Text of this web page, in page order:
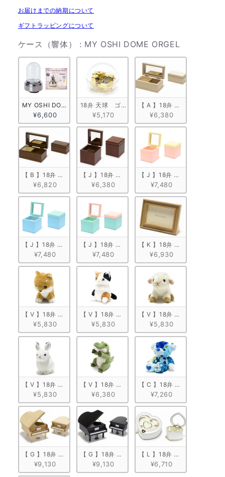
お届けまでの納期について
ギフトラッピングについて
ケース（響体） : MY OSHI DOME ORGEL
MY OSHI DOME ORGEL
¥6,600
18弁 天球　ゴールド
¥5,170
【 A 】18弁 白木箱角形
¥6,380
【 B 】18弁 塗装箱角形（小）
¥6,820
【 J 】18弁 キューブボックス
¥6,380
【 J 】18弁 キューブボック
¥7,480
【 J 】18弁 キューブボックス ブルー
¥7,480
【 J 】18弁 キューブボックス ミントグリーン
¥7,480
【 K 】18弁 木製フォトフレ
¥6,930
【 V 】18弁 ぬいぐるみオルゴール　柴犬
¥5,830
【 V 】18弁 ぬいぐるみオルゴール　ミケネコ
¥5,830
【 V 】18弁 ぬいぐるみオル
¥5,830
【 V 】18弁 ぬいぐるみオルゴール　うさぎ
¥5,830
【 V 】18弁 ぬいぐるみオルゴール　ワニ
¥6,380
【 C 】18弁 ぬいぐるみオル
¥7,260
【 G 】18弁 木製グランドピアノ型　ナチュラル
¥9,130
【 G 】18弁 木製グランドピアノ型　ブラック
¥9,130
【 L 】18弁 ハート型宝石箱
¥6,710